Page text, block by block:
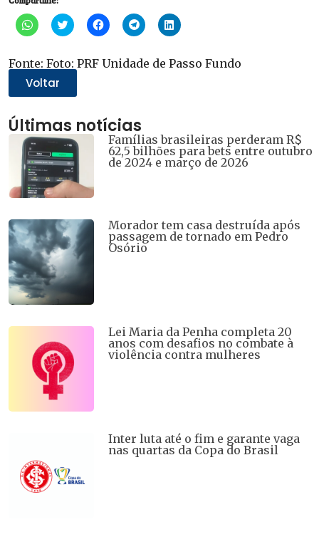
Clique
para
WhatsApp(abre
em
nova
janela)
Clique
para
Twitter(abre
em
Clique
para
Facebook(abre
em
Clique
para
Telegram(abre
em
Clique
para
LinkedIn(abre
em
Fonte: Foto: PRF Unidade de Passo Fundo
Voltar
Últimas notícias
Famílias brasileiras perderam R$
62,5 bilhões para bets entre outubro
de 2024 e março de 2026
Morador tem casa destruída após
passagem de tornado em Pedro
Osório
Lei Maria da Penha completa 20
anos com desafios no combate à
violência contra mulheres
Inter luta até o fim e garante vaga
nas quartas da Copa do Brasil